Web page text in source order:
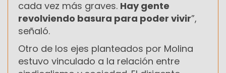
cada vez más graves. Hay gente
revolviendo basura para poder vivir”,
señaló.
Otro de los ejes planteados por Molina
estuvo vinculado a la relación entre